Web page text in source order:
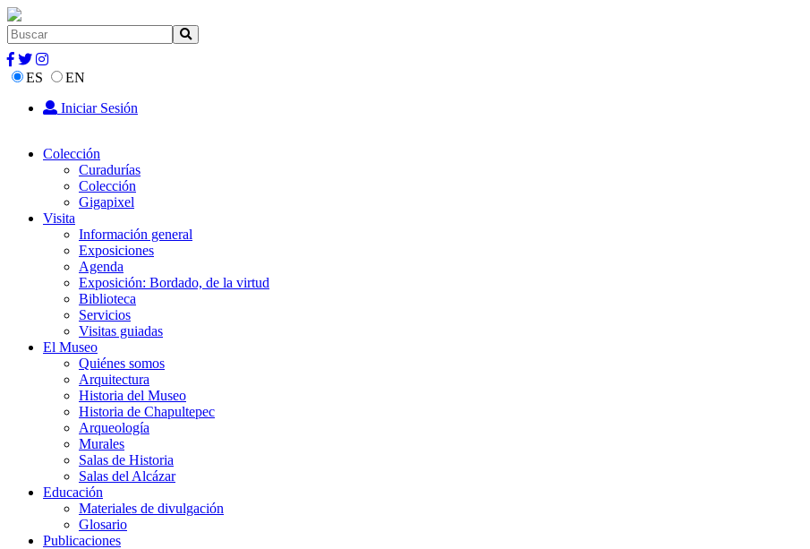
ES
EN
Iniciar Sesión
Colección
Curadurías
Colección
Gigapixel
Visita
Información general
Exposiciones
Agenda
Exposición: Bordado, de la virtud
Biblioteca
Servicios
Visitas guiadas
El Museo
Quiénes somos
Arquitectura
Historia del Museo
Historia de Chapultepec
Arqueología
Murales
Salas de Historia
Salas del Alcázar
Educación
Materiales de divulgación
Glosario
Publicaciones